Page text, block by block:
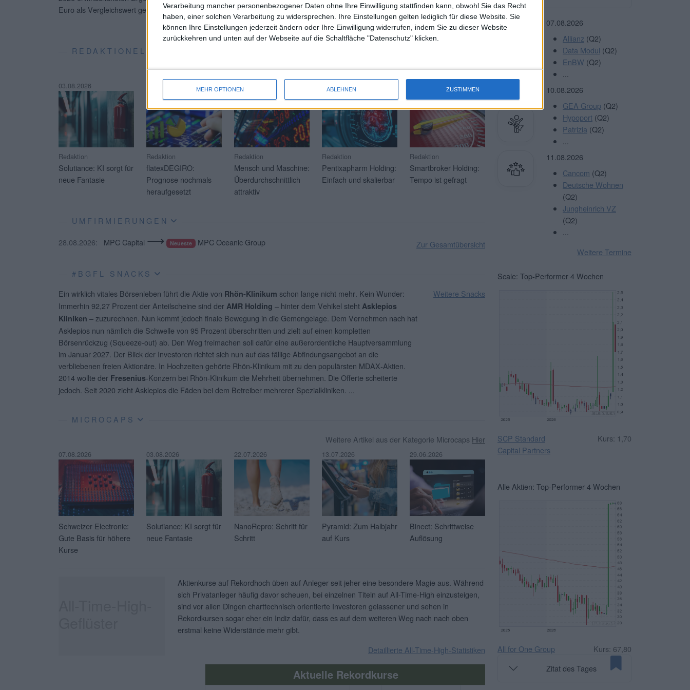
Verarbeitung mancher personenbezogener Daten ohne Ihre Einwilligung stattfinden kann, obwohl Sie das Recht
haben, einer solchen Verarbeitung zu widersprechen. Ihre Einstellungen gelten lediglich für diese Website. Sie
können Ihre Einstellungen jederzeit ändern oder Ihre Einwilligung widerrufen, indem Sie zu dieser Website
zurückkehren und unten auf der Webseite auf die Schaltfläche "Datenschutz" klicken.
MEHR OPTIONEN ABLEHNEN ZUSTIMMEN
Euro als Vergleichswert gegenüber....
Weiterlesen
REDAKTIONELLE SOFT-COVERAGE
Mehr Artikel über aktuelle Soft-Coverage-Kunden? Klicken SieHIER
03.08.2026
Redaktion
Solutiance: KI sorgt für
neue Fantasie
Redaktion
flatexDEGIRO:
Prognose nochmals
heraufgesetzt
21.07.2026
Redaktion
Mensch und Maschine:
Überdurchschnittlich
attraktiv
17.07.2026
Redaktion
Pentixapharm Holding:
Einfach und skalierbar
Redaktion
Smartbroker Holding:
Tempo ist gefragt
UMFIRMIERUNGEN
28.08.2026:
MPC Capital ⟶ Neueste MPC Oceanic Group Zur Gesamtübersicht
#BGFL SNACKS
Ein wirklich vitales Börsenleben führt die Aktie von Rhön-Klinikum schon lange nicht mehr. Kein Wunder:
Immerhin 92,27 Prozent der Anteilscheine sind der AMR Holding – hinter dem Vehikel steht Asklepios
Kliniken – zuzurechnen. Nun kommt jedoch finale Bewegung in die Gemengelage. Dem Vernehmen nach hat
Asklepios nun nämlich die Schwelle von 95 Prozent überschritten und zielt auf einen kompletten
Börsenrückzug (Squeeze-out) ab. Den Weg freimachen soll dafür eine außerordentliche Hauptversammlung
im Januar 2027. Der Blick der Investoren richtet sich nun auf das fällige Abfindungsangebot an die
verbliebenen freien Aktionäre. In Hochzeiten gehörte Rhön-Klinikum mit zu den populärsten MDAX-Aktien.
2014 wollte der Fresenius-Konzern bei Rhön-Klinikum die Mehrheit übernehmen. Die Offerte scheiterte
jedoch. Seit 2020 zieht Asklepios die Fäden bei dem Betreiber mehrerer Spezialkliniken.
Weitere Snacks
MICROCAPS
Weitere Artikel aus der Kategorie Microcaps Hier
07.08.2026
Schweizer Electronic:
Gute Basis für höhere
Kurse
03.08.2026
Solutiance: KI sorgt für
neue Fantasie
22.07.2026
NanoRepro: Schritt für
Schritt
13.07.2026
Pyramid: Zum Halbjahr
auf Kurs
29.06.2026
Binect: Schrittweise
Auflösung
Aktienkurse auf Rekordhoch üben auf Anleger seit jeher eine besondere Magie aus. Während
sich Privatanleger häufig davor scheuen, bei einzelnen Titeln auf All-Time-High einzusteigen,
sind vor allen Dingen charttechnisch orientierte Investoren gelassener und sehen in
Rekordkursen sogar eher ein Indiz dafür, dass es auf dem weiteren Weg nach nach oben
erstmal keine Widerstände mehr gibt.
Detaillierte All-Time-High-Statistiken
Aktuelle Rekordkurse
07.08.2026
Allianz (Q2)
Data Modul (Q2)
EnBW (Q2)
10.08.2026
GEA Group (Q2)
Hypoport (Q2)
Patrizia (Q2)
11.08.2026
Cancom (Q2)
Deutsche Wohnen
(Q2)
Jungheinrich VZ
(Q2)
Weitere Termine
Scale: Top-Performer 4 Wochen
SCP Standard
Capital Partners
Kurs: 1,70
Alle Aktien: Top-Performer 4 Wochen
All for One Group
Kurs: 67,80
Zitat des Tages